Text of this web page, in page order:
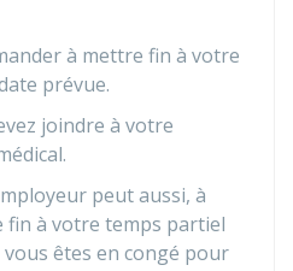
à mettre fin à votre
prévue.
joindre à votre
peut aussi, à
fin à votre temps partiel
êtes en congé pour